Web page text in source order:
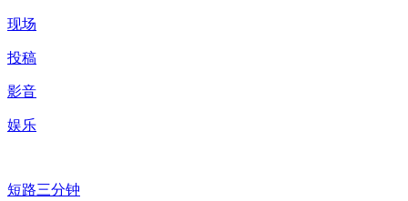
现场
投稿
影音
娱乐
短路三分钟